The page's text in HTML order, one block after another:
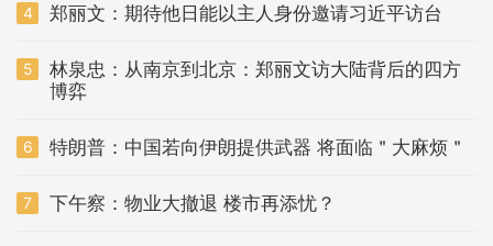
4 郑丽文：期待他日能以主人身份邀请习近平访台
5
林泉忠：从南京到北京：郑丽文访大陆背后的四方
博弈
6 特朗普：中国若向伊朗提供武器 将面临＂大麻烦＂
7 下午察：物业大撤退 楼市再添忧？